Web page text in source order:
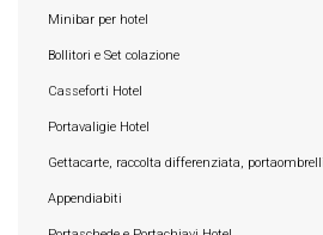
Minibar per hotel
Bollitori e Set colazione
Casseforti Hotel
Portavaligie Hotel
Gettacarte, raccolta differenziata,
Appendiabiti